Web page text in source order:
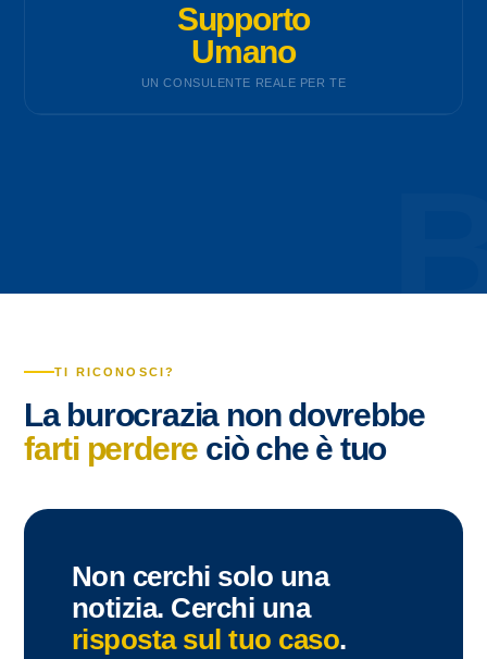
Supporto
Umano
UN CONSULENTE REALE PER TE
TI RICONOSCI?
La burocrazia non dovrebbe
farti perdere ciò che è tuo
Non cerchi solo una
notizia. Cerchi una
risposta sul tuo caso.